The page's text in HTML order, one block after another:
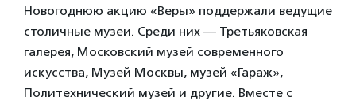
Новогоднюю акцию «Веры» поддержали ведущие
столичные музеи. Среди них — Третьяковская
галерея, Московский музей современного
искусства, Музей Москвы, музей «Гараж»,
Политехнический музей и другие. Вместе с